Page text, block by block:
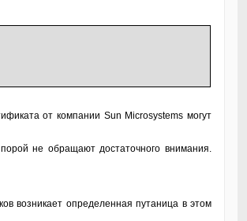
от компании Sun Microsystems могут
не обращают достаточного внимания.
возникает определенная путаница в этом